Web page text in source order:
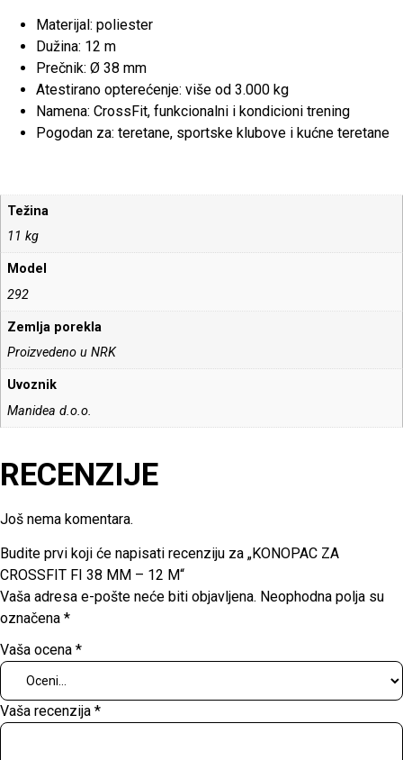
Materijal: poliester
Dužina: 12 m
Prečnik: Ø 38 mm
Atestirano opterećenje: više od 3.000 kg
Namena: CrossFit, funkcionalni i kondicioni trening
Pogodan za: teretane, sportske klubove i kućne teretane
Težina
11 kg
Model
292
Zemlja porekla
Proizvedeno u NRK
Uvoznik
Manidea d.o.o.
RECENZIJE
Još nema komentara.
Budite prvi koji će napisati recenziju za „KONOPAC ZA
CROSSFIT FI 38 MM – 12 M“
Vaša adresa e-pošte neće biti objavljena. Neophodna polja su
označena *
Vaša ocena *
Vaša recenzija *